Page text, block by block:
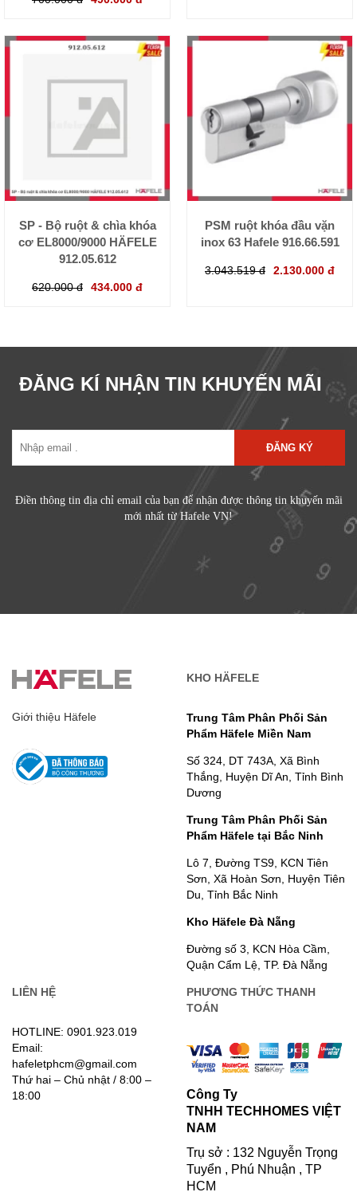
SP - Bộ ruột & chìa khóa
cơ EL8000/9000 HÄFELE
912.05.612
620.000 đ 434.000 đ
PSM ruột khóa đầu vặn
inox 63 Hafele 916.66.591
3.043.519 đ 2.130.000 đ
ĐĂNG KÍ NHẬN TIN KHUYẾN MÃI
ĐĂNG KÝ
Điền thông tin địa chỉ email của bạn để nhận được thông tin khuyến mãi
mới nhất từ Hafele VN!
Giới thiệu Häfele
KHO HÄFELE
Trung Tâm Phân Phối Sản
Phẩm Häfele Miền Nam
Số 324, DT 743A, Xã Bình
Thắng, Huyện Dĩ An, Tỉnh Bình
Dương
Trung Tâm Phân Phối Sản
Phẩm Häfele tại Bắc Ninh
Lô 7, Đường TS9, KCN Tiên
Sơn, Xã Hoàn Sơn, Huyện Tiên
Du, Tỉnh Bắc Ninh
Kho Häfele Đà Nẵng
Đường số 3, KCN Hòa Cầm,
Quận Cẩm Lệ, TP. Đà Nẵng
LIÊN HỆ
HOTLINE: 0901.923.019
Email:
hafeletphcm@gmail.com
Thứ hai – Chủ nhật / 8:00 –
18:00
PHƯƠNG THỨC THANH
TOÁN
Công Ty
TNHH TECHHOMES VIỆT
NAM
Trụ sở : 132 Nguyễn Trọng
Tuyển , Phú Nhuận , TP
HCM